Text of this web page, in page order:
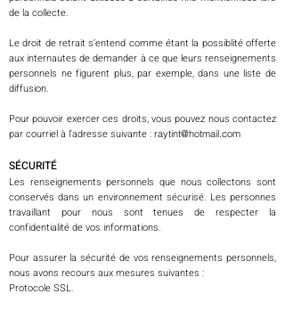
de la collecte.
Le droit de retrait s’entend comme étant la possiblité offerte
aux internautes de demander à ce que leurs renseignements
personnels ne figurent plus, par exemple, dans une liste de
diffusion.
Pour pouvoir exercer ces droits, vous pouvez nous contactez
par courriel à l'adresse suivante : raytint@hotmail.com
SÉCURITÉ
Les renseignements personnels que nous collectons sont
conservés dans un environnement sécurisé. Les personnes
travaillant pour nous sont tenues de respecter la
confidentialité de vos informations.
Pour assurer la sécurité de vos renseignements personnels,
nous avons recours aux mesures suivantes :
Protocole SSL.